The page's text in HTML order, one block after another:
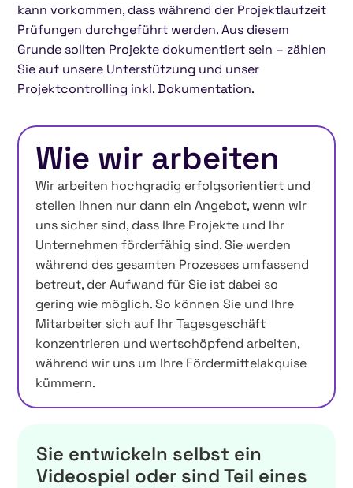
kann vorkommen, dass während der Projektlaufzeit
Prüfungen durchgeführt werden. Aus diesem
Grunde sollten Projekte dokumentiert sein – zählen
Sie auf unsere Unterstützung und unser
Projektcontrolling inkl. Dokumentation.
Wie wir arbeiten
Wir arbeiten hochgradig erfolgsorientiert und
stellen Ihnen nur dann ein Angebot, wenn wir
uns sicher sind, dass Ihre Projekte und Ihr
Unternehmen förderfähig sind. Sie werden
während des gesamten Prozesses umfassend
betreut, der Aufwand für Sie ist dabei so
gering wie möglich. So können Sie und Ihre
Mitarbeiter sich auf Ihr Tagesgeschäft
konzentrieren und wertschöpfend arbeiten,
während wir uns um Ihre Fördermittelakquise
kümmern.
Sie entwickeln selbst ein
Videospiel oder sind Teil eines